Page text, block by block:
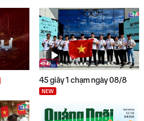
45 giây 1 chạm ngày 08/8
NEW